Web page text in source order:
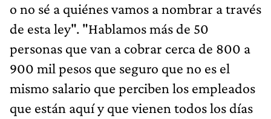
o no sé a quiénes vamos a nombrar a través
de esta ley". "Hablamos más de 50
personas que van a cobrar cerca de 800 a
900 mil pesos que seguro que no es el
mismo salario que perciben los empleados
que están aquí y que vienen todos los días